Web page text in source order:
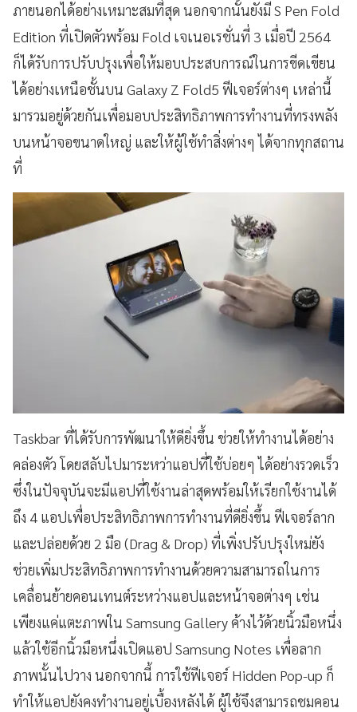
ภายนอกได้อย่างเหมาะสมที่สุด นอกจากนั้นยังมี S Pen Fold
Edition ที่เปิดตัวพร้อม Fold เจเนอเรชั่นที่ 3 เมื่อปี 2564
ก็ได้รับการปรับปรุงเพื่อให้มอบประสบการณ์ในการขีดเขียน
ได้อย่างเหนือชั้นบน Galaxy Z Fold5 ฟีเจอร์ต่างๆ เหล่านี้
มารวมอยู่ด้วยกันเพื่อมอบประสิทธิภาพการทำงานที่ทรงพลัง
บนหน้าจอขนาดใหญ่ และให้ผู้ใช้ทำสิ่งต่างๆ ได้จากทุกสถาน
ที่
Taskbar ที่ได้รับการพัฒนาให้ดียิ่งขึ้น ช่วยให้ทำงานได้อย่าง
คล่องตัว โดยสลับไปมาระหว่าแอปที่ใช้บ่อยๆ ได้อย่างรวดเร็ว
ซึ่งในปัจจุบันจะมีแอปที่ใช้งานล่าสุดพร้อมให้เรียกใช้งานได้
ถึง 4 แอปเพื่อประสิทธิภาพการทำงานที่ดียิ่งขึ้น ฟีเจอร์ลาก
และปล่อยด้วย 2 มือ (Drag & Drop) ที่เพิ่งปรับปรุงใหม่ยัง
ช่วยเพิ่มประสิทธิภาพการทำงานด้วยความสามารถในการ
เคลื่อนย้ายคอนเทนต์ระหว่างแอปและหน้าจอต่างๆ เช่น
เพียงแค่แตะภาพใน Samsung Gallery ค้างไว้ด้วยนิ้วมือหนึ่ง
แล้วใช้อีกนิ้วมือหนึ่งเปิดแอป Samsung Notes เพื่อลาก
ภาพนั้นไปวาง นอกจากนี้ การใช้ฟีเจอร์ Hidden Pop-up ก็
ทำให้แอปยังคงทำงานอยู่เบื้องหลังได้ ผู้ใช้จึงสามารถชมคอน